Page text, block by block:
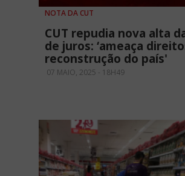
NOTA DA CUT
CUT repudia nova alta
de juros: ‘ameaça
reconstrução do país'
07 MAIO, 2025 - 18H49